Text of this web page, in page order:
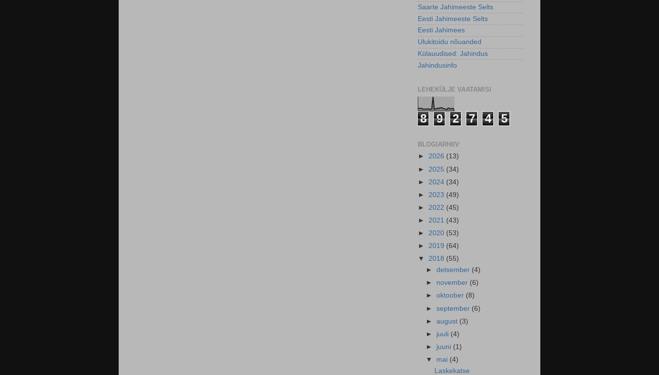
Saarte Jahimeeste Selts
Eesti Jahimeeste Selts
Eesti Jahimees
Ulukitoidu nõuanded
Külauudised: Jahindus
Jahindusinfo
LEHEKÜLJE VAATAMISI
8 9 2 7 4 5
BLOGIARHIIV
► 2026 (13)
► 2025 (34)
► 2024 (34)
► 2023 (49)
► 2022 (45)
► 2021 (43)
► 2020 (53)
► 2019 (64)
▼ 2018 (55)
►detsember (4)
► november (6)
►oktoober (8)
►september (6)
►august (3)
► juuli (4)
► juuni (1)
▼ mai (4)
Laskekatse